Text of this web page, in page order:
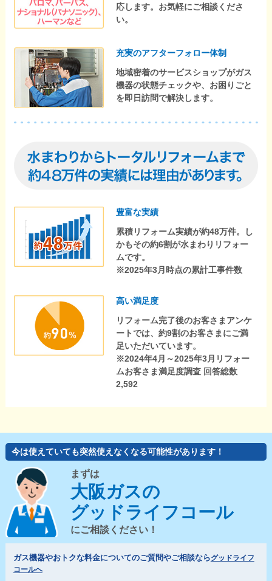
応します。お気軽にご相談くださ
い。
充実のアフターフォロー体制
地域密着のサービスショップがガス
機器の状態チェックや、お困りごと
を即日訪問で解決します。
豊富な実績
累積リフォーム実績が約48万件。し
かもその約6割が水まわりリフォー
ムです。
※2025年3月時点の累計工事件数
高い満足度
リフォーム完了後のお客さまアンケ
ートでは、約9割のお客さまにご満
足いただいています。
※2024年4月～2025年3月リフォー
ムお客さま満足度調査 回答総数
2,592
今は使えていても突然使えなくなる可能性があります！
まずは
大阪ガスの
グッドライフコール
にご相談ください！
ガス機器やおトクな料金についてのご質問やご相談ならグッドライフ
コールへ